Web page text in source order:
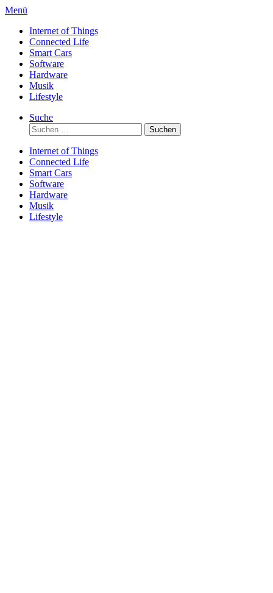
Direkt
Inhalt
Menü
Internet of Things
Connected Life
Smart Cars
Software
Hardware
Musik
Lifestyle
Suche
Suchen
nach:
Internet of Things
Connected Life
Smart Cars
Software
Hardware
Musik
Lifestyle